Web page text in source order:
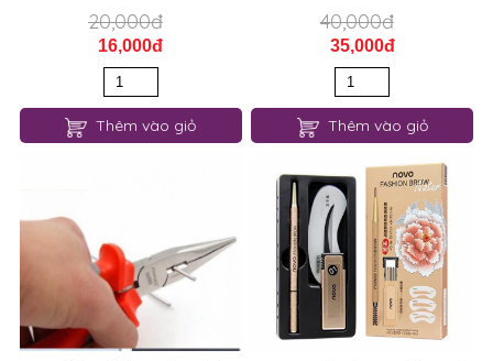
20,000đ
16,000đ
Thêm vào giỏ
40,000đ
35,000đ
Thêm vào giỏ